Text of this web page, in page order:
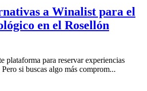
a Winalist para el
en el Rosellón
plataforma para reservar experiencias
si buscas algo más comprom...